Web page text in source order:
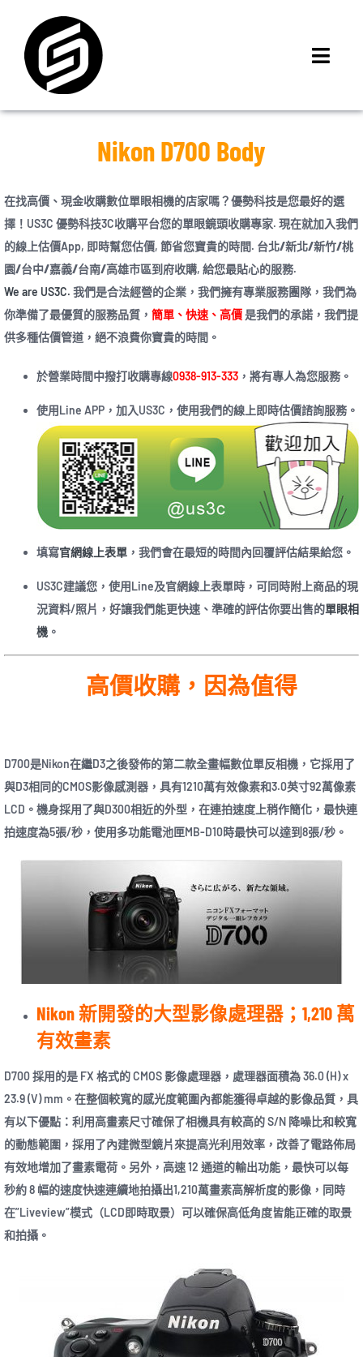
content
iPhone 回收價
線上商城
3C租賃
MSI 舊換新
最新資訊
聯絡我們
Nikon D700 Body
在找高價、現金收購數位單眼相機的店家嗎？優勢科技是您最好的選
擇！US3C 優勢科技3C收購平台您的單眼鏡頭收購專家. 現在就加入我們
的線上估價App, 即時幫您估價, 節省您寶貴的時間. 台北/新北/新竹/桃
園/台中/嘉義/台南/高雄市區到府收購, 給您最貼心的服務.
We are US3C. 我們是合法經營的企業，我們擁有專業服務團隊，我們為
你準備了最優質的服務品質， 簡單、快速、高價是我們的承諾，我們提
供多種估價管道，絕不浪費你寶貴的時間。
於營業時間中撥打收購專線0938-913-333 ，將有專人為您服務。
使用Line APP，加入US3C，使用我們的線上即時估價諮詢服務。
填寫官網線上表單 ，我們會在最短的時間內回覆評估結果給您。
US3C建議您，使用Line及官網線上表單時，可同時附上商品的現
況資料/照片，好讓我們能更快速、準確的評估你要出售的單眼相
機 。
高價收購，因為值得
D700是Nikon在繼D3之後發佈的第二款全畫幅數位單反相機，它採用了
與D3相同的CMOS影像感測器，具有1210萬有效像素和3.0英寸92萬像素
LCD。機身採用了與D300相近的外型，在連拍速度上稍作簡化，最快連
拍速度為5張/秒，使用多功能電池匣MB-D10時最快可以達到8張/秒。
Nikon 新開發的大型影像處理器；1,210 萬
有效畫素
D700 採用的是 FX 格式的 CMOS 影像處理器，處理器面積為 36.0 (H) x
23.9 (V) mm。在整個較寬的感光度範圍內都能獲得卓越的影像品質，具
有以下優點：利用高畫素尺寸確保了相機具有較高的 S/N 降噪比和較寬
的動態範圍，採用了內建微型鏡片來提高光利用效率，改善了電路佈局
有效地增加了畫素電荷。另外，高速 12 通道的輸出功能，最快可以每
秒約 8 幅的速度快速連續地拍攝出1,210萬畫素高解析度的影像，同時
在”Liveview”模式（LCD即時取景）可以確保高低角度皆能正確的取景
和拍攝。